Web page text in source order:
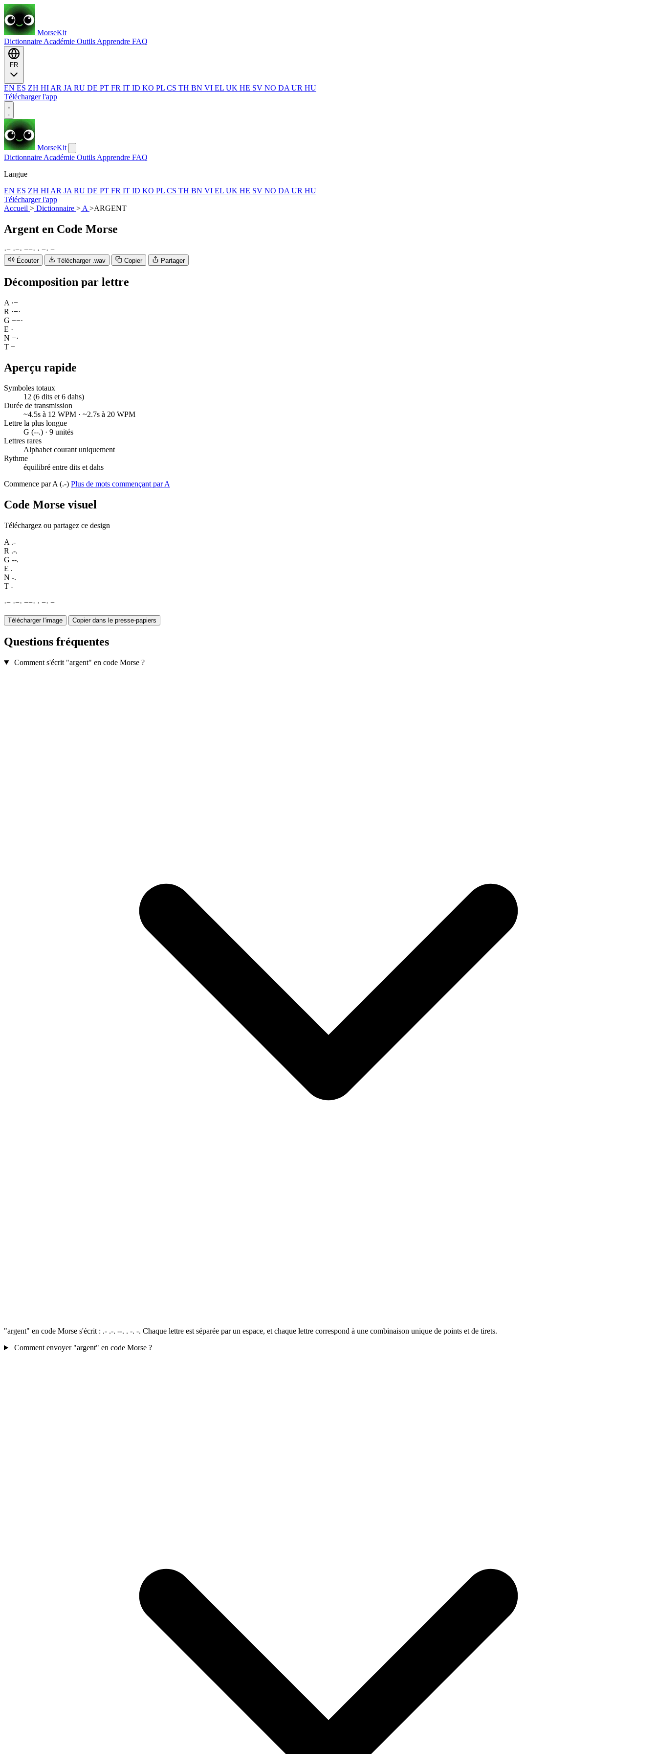
MorseKit
Dictionnaire Académie Outils Apprendre FAQ
EN ES ZH HI AR JA RU DE PT FR IT ID KO PL CS TH BN VI EL UK HE SV NO DA UR HU
Télécharger l'app
MorseKit
Dictionnaire Académie Outils Apprendre FAQ
Langue
EN ES ZH HI AR JA RU DE PT FR IT ID KO PL CS TH BN VI EL UK HE SV NO DA UR HU
Télécharger l'app
Accueil > Dictionnaire > A >ARGENT
Argent en Code Morse
·− ·−· −−· · −· −
Écouter Télécharger .wav Copier Partager
Décomposition par lettre
A ·−
R ·−·
G −−·
E ·
N −·
T −
Aperçu rapide
Symboles totaux
12 (6 dits et 6 dahs)
Durée de transmission
~4.5s à 12 WPM · ~2.7s à 20 WPM
Lettre la plus longue
G (--.) · 9 unités
Lettres rares
Alphabet courant uniquement
Rythme
équilibré entre dits et dahs
Commence par A (.-) Plus de mots commençant par A
Code Morse visuel
Téléchargez ou partagez ce design
A .-
R .-.
G --.
E .
N -.
T -
·− ·−· −−· · −· −
Télécharger l'image Copier dans le presse-papiers
Questions fréquentes
Comment s'écrit "argent" en code Morse ?
"argent" en code Morse s'écrit : .- .-. --. . -. -. Chaque lettre est séparée par un espace, et chaque lettre correspond à une combinaison unique de points et de tirets.
Comment envoyer "argent" en code Morse ?